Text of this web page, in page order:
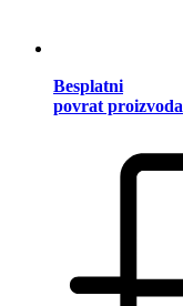
Besplatni
povrat proizvoda